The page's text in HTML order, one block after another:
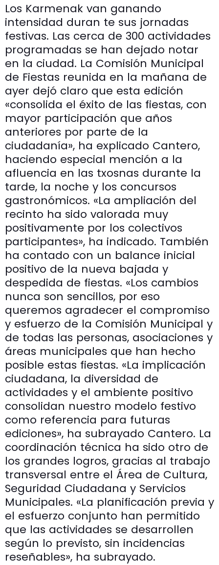
Los Karmenak van ganando
intensidad duran te sus jornadas
festivas. Las cerca de 300 actividades
programadas se han dejado notar
en la ciudad. La Comisión Municipal
de Fiestas reunida en la mañana de
ayer dejó claro que esta edición
«consolida el éxito de las fiestas, con
mayor participación que años
anteriores por parte de la
ciudadanía», ha explicado Cantero,
haciendo especial mención a la
afluencia en las txosnas durante la
tarde, la noche y los concursos
gastronómicos. «La ampliación del
recinto ha sido valorada muy
positivamente por los colectivos
participantes», ha indicado. También
ha contado con un balance inicial
positivo de la nueva bajada y
despedida de fiestas. «Los cambios
nunca son sencillos, por eso
queremos agradecer el compromiso
y esfuerzo de la Comisión Municipal y
de todas las personas, asociaciones y
áreas municipales que han hecho
posible estas fiestas. «La implicación
ciudadana, la diversidad de
actividades y el ambiente positivo
consolidan nuestro modelo festivo
como referencia para futuras
ediciones», ha subrayado Cantero. La
coordinación técnica ha sido otro de
los grandes logros, gracias al trabajo
transversal entre el Área de Cultura,
Seguridad Ciudadana y Servicios
Municipales. «La planificación previa y
el esfuerzo conjunto han permitido
que las actividades se desarrollen
según lo previsto, sin incidencias
reseñables», ha subrayado.